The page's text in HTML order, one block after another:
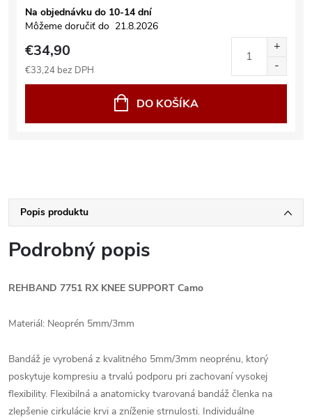
Na objednávku do 10-14 dní
Môžeme doručiť do 21.8.2026
€34,90
€33,24 bez DPH
DO KOŠÍKA
Popis produktu
Podrobný popis
REHBAND 7751 RX KNEE SUPPORT Camo
Materiál: Neoprén 5mm/3mm
Bandáž je vyrobená z kvalitného 5mm/3mm neoprénu, ktorý
poskytuje kompresiu a trvalú podporu pri zachovaní vysokej
flexibility. Flexibilná a anatomicky tvarovaná bandáž členka na
zlepšenie cirkulácie krvi a zníženie strnulosti. Individuálne